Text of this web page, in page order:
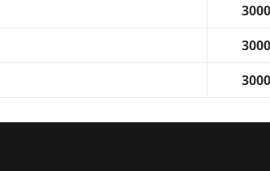
выделяются отличной износостойкостью
в Харькове или Киеве, сохраняя
3000
3000
3000